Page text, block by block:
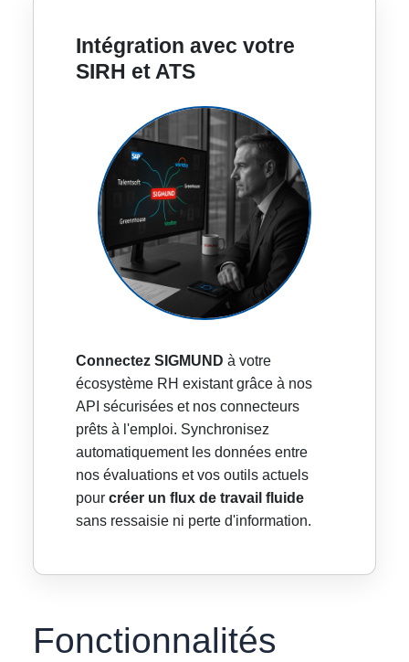
Intégration avec votre
SIRH et ATS
Connectez SIGMUND à votre
écosystème RH existant grâce à nos
API sécurisées et nos connecteurs
prêts à l'emploi. Synchronisez
automatiquement les données entre
nos évaluations et vos outils actuels
pour créer un flux de travail fluide
sans ressaisie ni perte d'information.
Fonctionnalités